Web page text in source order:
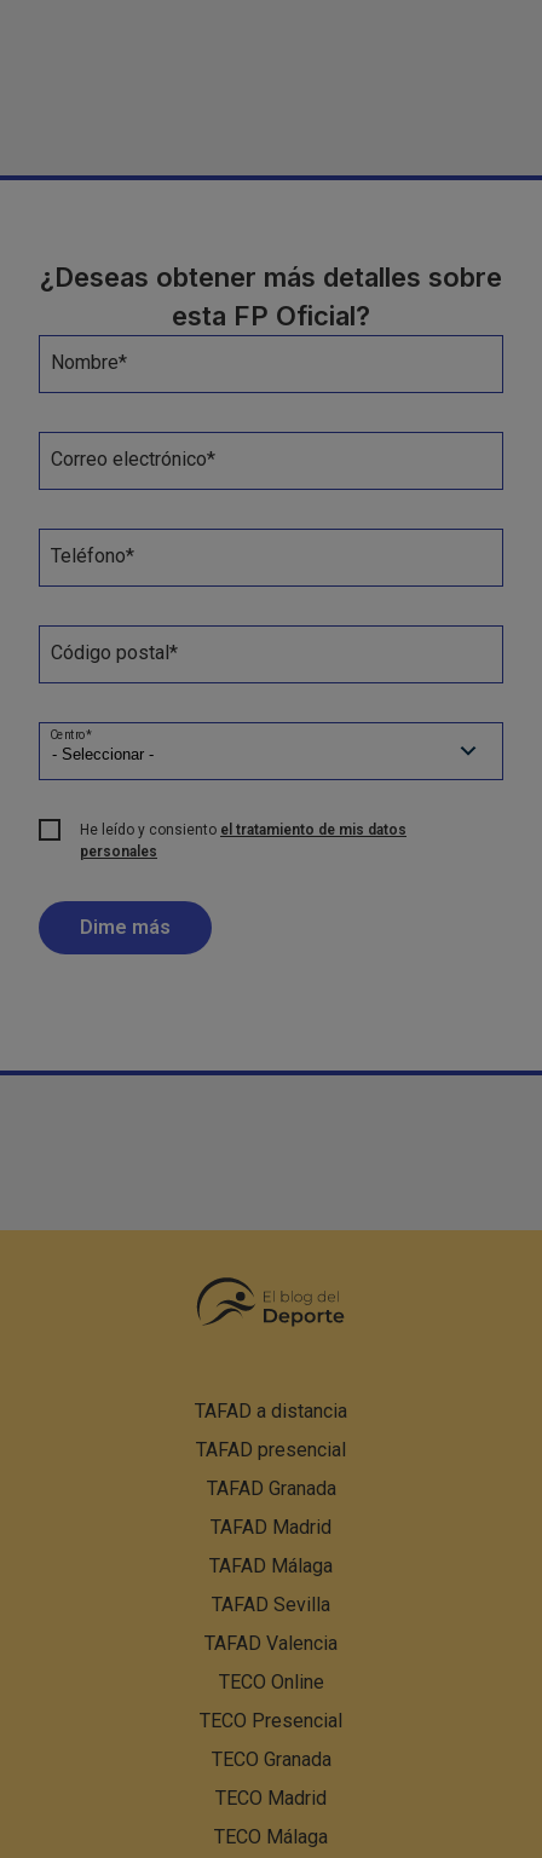
¿Deseas obtener más detalles sobre
esta FP Oficial?
Nombre*
Correo electrónico*
Teléfono*
Código postal*
Centro*
He leído y consiento el tratamiento de mis datos
personales
de
página:
Menú
TAFAD a distancia
TAFAD presencial
TAFAD Granada
TAFAD Madrid
TAFAD Málaga
TAFAD Sevilla
TAFAD Valencia
TECO Online
TECO Presencial
TECO Granada
TECO Madrid
TECO Málaga